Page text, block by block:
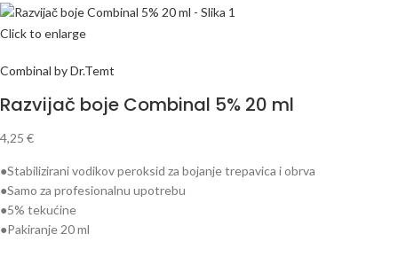
Click to enlarge
Combinal by Dr.Temt
Razvijač boje Combinal 5% 20 ml
4,25 €
●Stabilizirani vodikov peroksid za bojanje trepavica i obrva
●Samo za profesionalnu upotrebu
●5% tekućine
●Pakiranje 20 ml